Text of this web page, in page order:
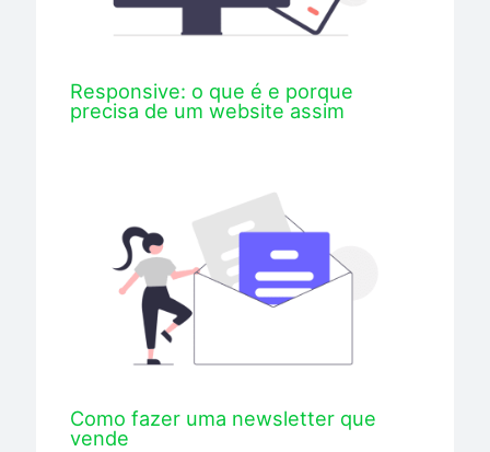
Responsive: o que é e porque
precisa de um website assim
Como fazer uma newsletter que
vende